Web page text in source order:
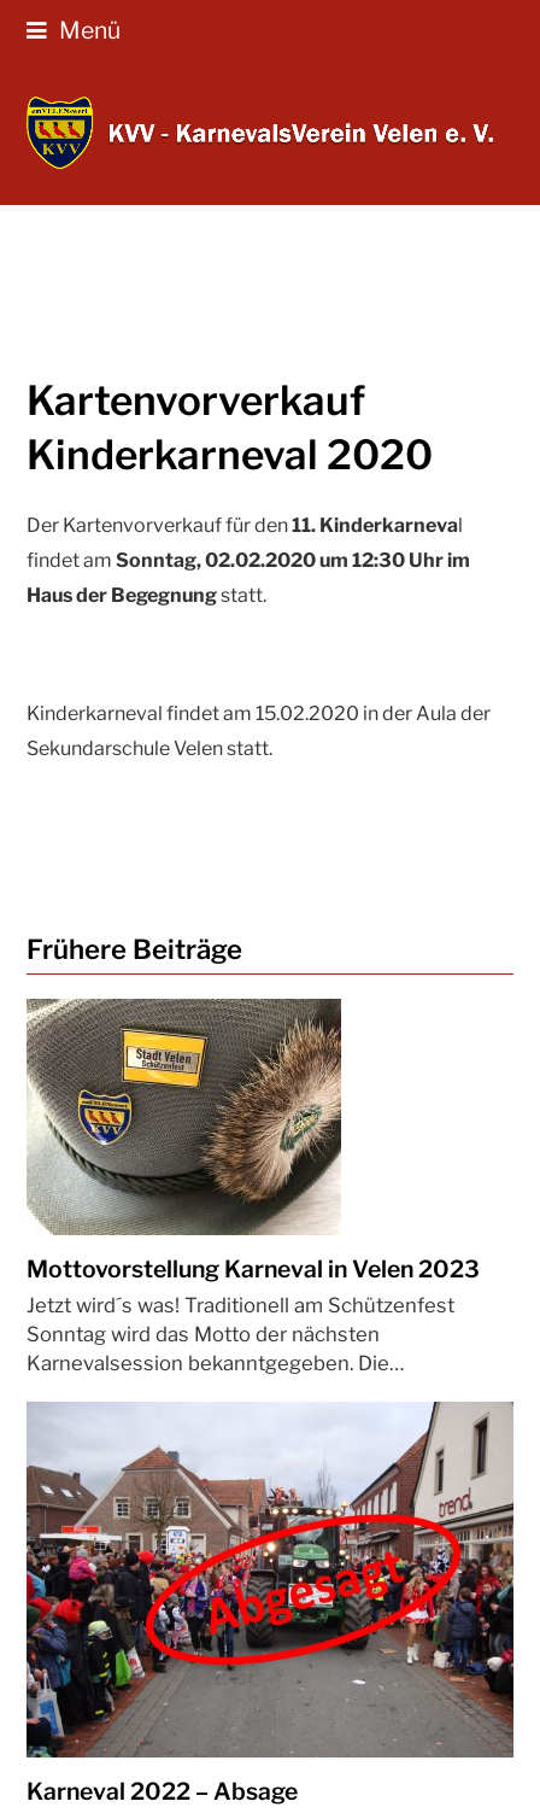
Menü
Kartenvorverkauf
Kinderkarneval 2020
Der Kartenvorverkauf für den11. Kinderkarneval
findet am Sonntag, 02.02.2020 um 12:30 Uhr im
Haus der Begegnungstatt.
Kinderkarneval findet am 15.02.2020 in der Aula der
Sekundarschule Velen statt.
Frühere Beiträge
Mottovorstellung Karneval in Velen 2023
Jetzt wird´s was! Traditionell am Schützenfest
Sonntag wird das Motto der nächsten
Karnevalsession bekanntgegeben. Die…
Karneval 2022 – Absage